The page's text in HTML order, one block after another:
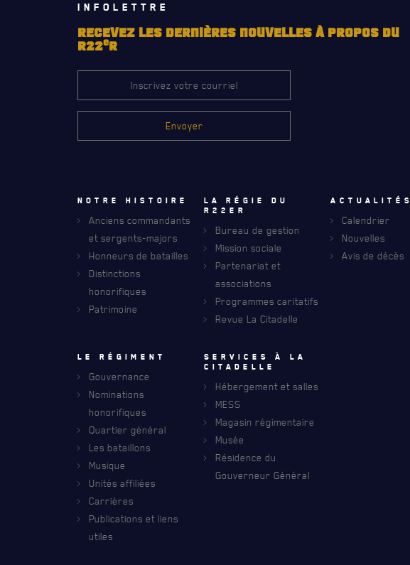
INFOLETTRE
RECEVEZ NOS DERNIÈRES NOUVELLES À PROPOS DU R22ER
INFOLETTRE
RECEVEZ LES DERNIÈRES NOUVELLES À PROPOS DU
R22eR
Notre histoire
Anciens commandants
et sergents-majors
Honneurs de batailles
Distinctions
honorifiques
Patrimoine
La régie du
R22eR
Bureau de gestion
Mission sociale
Partenariat et
associations
Programmes caritatifs
Revue La Citadelle
Actualités
Calendrier
Nouvelles
Avis de décès
Le régiment
Gouvernance
Nominations
honorifiques
Quartier général
Les bataillons
Musique
Unités affiliées
Carrières
Publications et liens
utiles
Services à la
citadelle
Hébergement et salles
MESS
Magasin régimentaire
Musée
Résidence du
Gouverneur Général